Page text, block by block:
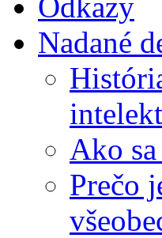
Nadané
Ako
Prečo